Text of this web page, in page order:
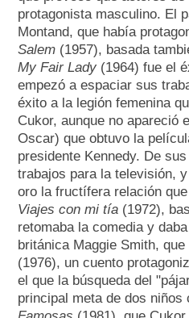
protagonista masculino. El
Montand, que había
Salem (1957), basada
My Fair Lady (1964) fue el
empezó a espaciar sus
éxito a la legión femenina
Cukor, aunque no apareció
Oscar) que obtuvo la
presidente Kennedy. De
trabajos para la televisión,
oro la fructífera relación
Viajes con mi tía (1972),
retomaba la comedia y
británica Maggie Smith,
(1976), un cuento
el que la búsqueda del
principal meta de dos